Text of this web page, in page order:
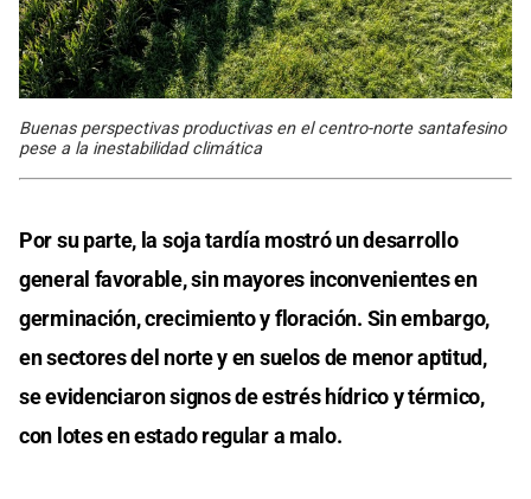
Buenas perspectivas productivas en el centro-norte santafesino
pese a la inestabilidad climática
Por su parte, la soja tardía mostró un desarrollo
general favorable, sin mayores inconvenientes en
germinación, crecimiento y floración. Sin embargo,
en sectores del norte y en suelos de menor aptitud,
se evidenciaron signos de estrés hídrico y térmico,
con lotes en estado regular a malo.